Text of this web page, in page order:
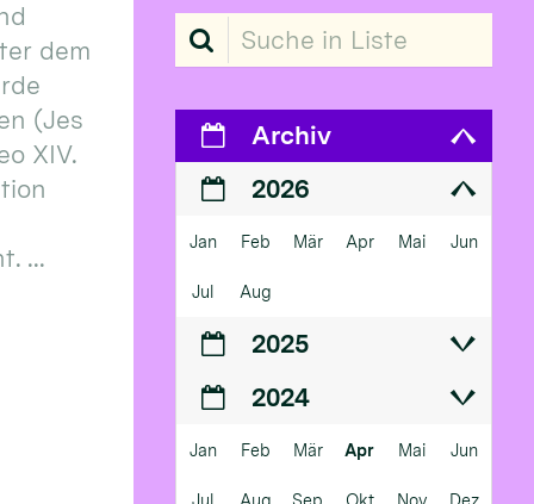
dem
(Jes
XIV.
...
Suche in Liste
Archiv
2026
Jan Feb Mär Apr Mai Jun
Jul Aug
2025
2024
Jan Feb Mär Apr Mai Jun
Jul Aug Sep Okt Nov Dez